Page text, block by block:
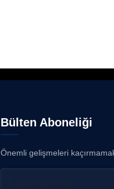
Bülten Aboneliği
Önemli gelişmeleri